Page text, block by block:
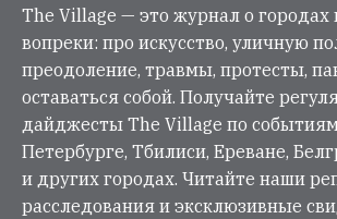
The Village — это журнал о городах
вопреки: про искусство, уличную
преодоление, травмы, протесты,
оставаться собой. Получайте
дайджесты The Village по
Петербурге, Тбилиси, Ереване,
и других городах. Читайте наши
расследования и эксклюзивные